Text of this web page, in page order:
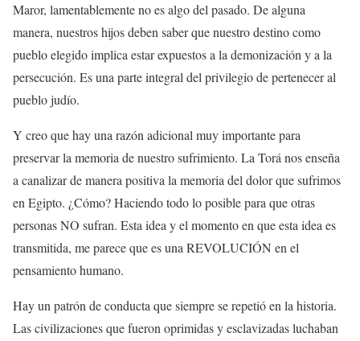
Maror, lamentablemente no es algo del pasado. De alguna
manera, nuestros hijos deben saber que nuestro destino como
pueblo elegido implica estar expuestos a la demonización y a la
persecución. Es una parte integral del privilegio de pertenecer al
pueblo judío.
Y creo que hay una razón adicional muy importante para
preservar la memoria de nuestro sufrimiento. La Torá nos enseña
a canalizar de manera positiva la memoria del dolor que sufrimos
en Egipto. ¿Cómo? Haciendo todo lo posible para que otras
personas NO sufran. Esta idea y el momento en que esta idea es
transmitida, me parece que es una REVOLUCIÓN en el
pensamiento humano.
Hay un patrón de conducta que siempre se repetió en la historia.
Las civilizaciones que fueron oprimidas y esclavizadas luchaban